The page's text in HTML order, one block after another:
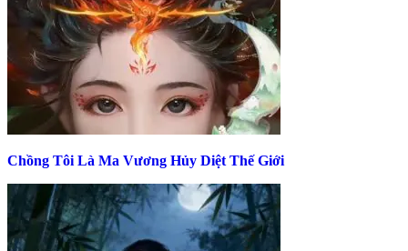
Chồng Tôi Là Ma Vương Hủy Diệt Thế Giới